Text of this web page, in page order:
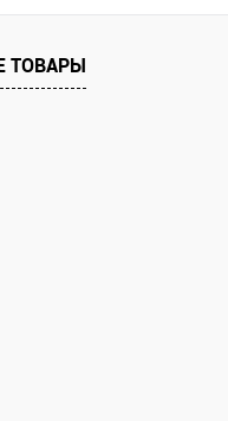
ТОВАРЫ